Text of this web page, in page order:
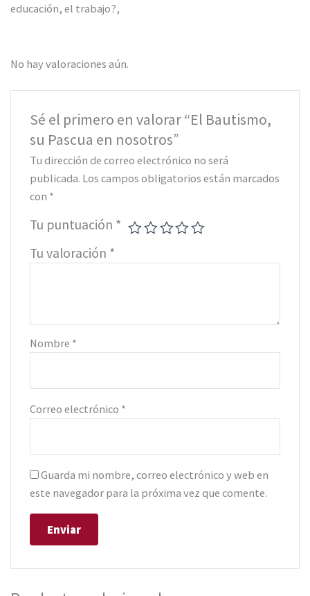
educación, el trabajo?,
No hay valoraciones aún.
Sé el primero en valorar “El Bautismo,
su Pascua en nosotros”
Tu dirección de correo electrónico no será
publicada. Los campos obligatorios están marcados
con *
Tu puntuación *
Tu valoración *
Nombre *
Correo electrónico *
Guarda mi nombre, correo electrónico y web en
este navegador para la próxima vez que comente.